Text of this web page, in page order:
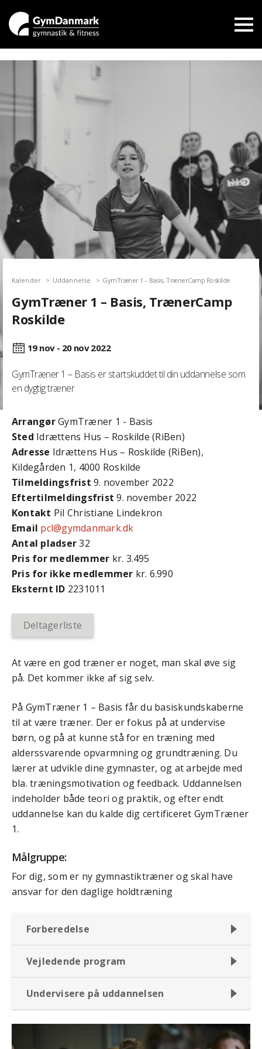
Kalender Uddannelse GymTræner 1 – Basis, TrænerCamp Roskilde
GymTræner 1 – Basis, TrænerCamp
Roskilde
19 nov - 20 nov2022
GymTræner 1 – Basis er startskuddet til din uddannelse som
en dygtig træner
ArrangørGymTræner 1 - Basis
Sted Idrættens Hus – Roskilde (RiBen)
Adresse Idrættens Hus – Roskilde (RiBen),
Kildegården 1, 4000 Roskilde
Tilmeldingsfrist 9. november 2022
Efter­tilmeldings­frist 9. november 2022
Kontakt Pil Christiane Lindekron
Email pcl@gymdanmark.dk
Antal pladser32
Pris for medlemmer kr. 3.495
Pris for ikke medlemmer kr. 6.990
Eksternt ID 2231011
Deltagerliste
At være en god træner er noget, man skal øve sig
på. Det kommer ikke af sig selv.
På GymTræner 1 – Basis får du basiskundskaberne
til at være træner. Der er fokus på at undervise
børn, og på at kunne stå for en træning med
alderssvarende opvarmning og grundtræning. Du
lærer at udvikle dine gymnaster, og at arbejde med
bla. træningsmotivation og feedback. Uddannelsen
indeholder både teori og praktik, og efter endt
uddannelse kan du kalde dig certificeret GymTræner
1.
Målgruppe:
For dig, som er ny gymnastiktræner og skal have
ansvar for den daglige holdtræning
Forberedelse
Vejledende program
Undervisere på uddannelsen